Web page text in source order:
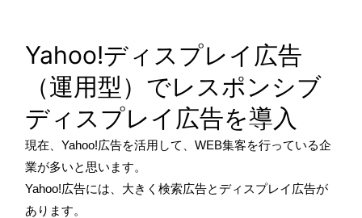
Yahoo!ディスプレイ広告
（運用型）でレスポンシブ
ディスプレイ広告を導入
現在、Yahoo!広告を活用して、WEB集客を行っている企
業が多いと思います。
Yahoo!広告には、大きく検索広告とディスプレイ広告が
あります。